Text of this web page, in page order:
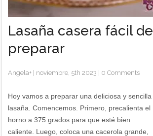
Lasaña casera fácil de
preparar
Angela+ noviembre, 5th 2023 0 Comments
Hoy vamos a preparar una deliciosa y sencilla
lasaña. Comencemos. Primero, precalienta el
horno a 375 grados para que esté bien
caliente. Luego, coloca una cacerola grande,